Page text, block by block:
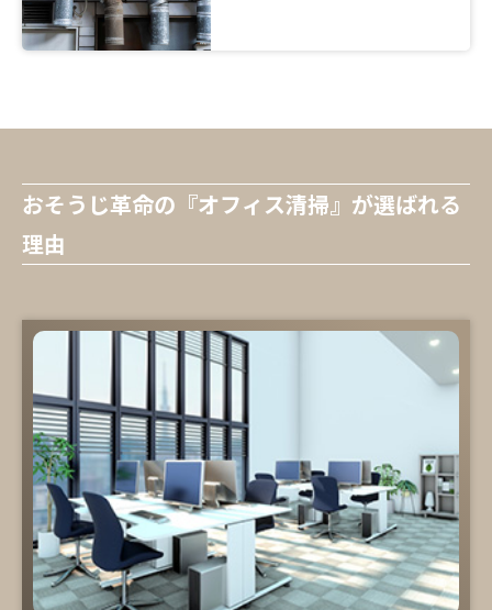
おそうじ革命の『オフィス清掃』が選ばれる
理由